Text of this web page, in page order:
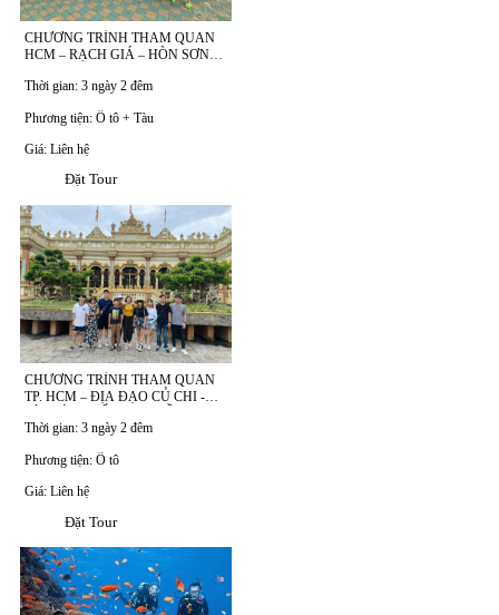
CHƯƠNG TRÌNH THAM QUAN
HCM – RẠCH GIÁ – HÒN SƠN
Thời gian: 3 ngày 2 đêm
Phương tiện: Ô tô + Tàu
Giá: Liên hệ
Đặt Tour
CHƯƠNG TRÌNH THAM QUAN
TP. HCM – ĐỊA ĐẠO CỦ CHI -
3N2Đ
Thời gian: 3 ngày 2 đêm
Phương tiện: Ô tô
Giá: Liên hệ
Đặt Tour